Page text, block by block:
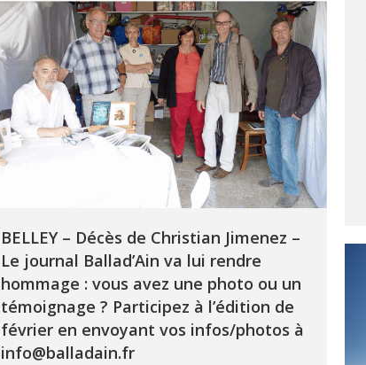
BELLEY – Décès de Christian Jimenez –
Le journal Ballad’Ain va lui rendre
hommage : vous avez une photo ou un
témoignage ? Participez à l’édition de
février en envoyant vos infos/photos à
info@balladain.fr